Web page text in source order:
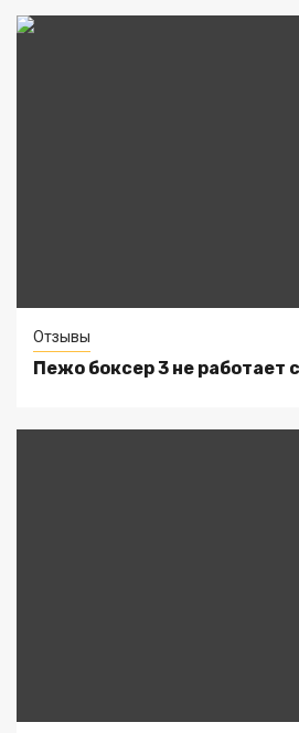
Отзывы
Пежо боксер 3 не работает